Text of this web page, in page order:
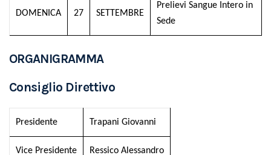
DOMENICA 27 SETTEMBRE
Prelievi Sangue Intero in
Sede
ORGANIGRAMMA
Consiglio Direttivo
Presidente Trapani Giovanni
Vice Presidente Ressico Alessandro